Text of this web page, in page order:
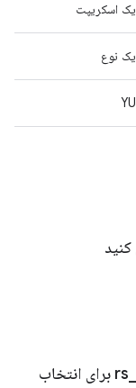
اسکریپت
نوع
rs : Enum برای انتخاب